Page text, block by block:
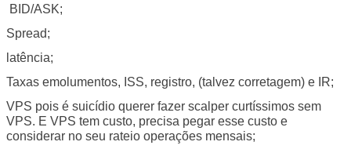
BID/ASK;
Spread;
latência;
Taxas emolumentos, ISS, registro, (talvez corretagem) e IR;
VPS pois é suicídio querer fazer scalper curtíssimos sem
VPS. E VPS tem custo, precisa pegar esse custo e
considerar no seu rateio operações mensais;